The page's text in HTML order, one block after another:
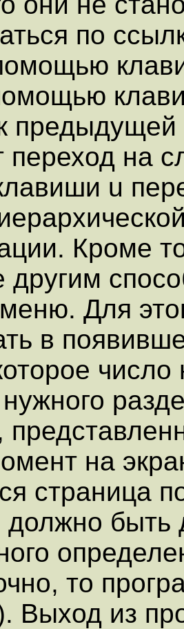
по
переход на
u
Кроме
другим
Для
в
на
страница
должно быть
то
Выход из